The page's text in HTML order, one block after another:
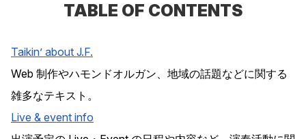
TABLE OF CONTENTS
Taikin’ about J.F.
Web 制作やハモンドオルガン、地域の話題などに関する
雑多なテキスト。
Live & event info